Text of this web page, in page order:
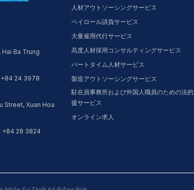
Ba Trung
+84 24 3978
Street, Xuan Hoa
+84 28 3824
人材アウトソーシングサービス
ペイロール請負サービス
大量雇用代行サービス
高度人材採用コンサルティングサービス
パートタイム人材サービス
製造アウトソーシングサービス
駐在員事務所および外国人職員のための法
援サービス
オンライン求人